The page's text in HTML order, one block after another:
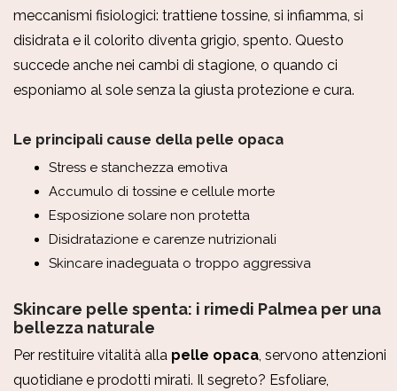
meccanismi fisiologici: trattiene tossine, si infiamma, si
disidrata e il colorito diventa grigio, spento. Questo
succede anche nei cambi di stagione, o quando ci
esponiamo al sole senza la giusta protezione e cura.
Le principali cause della pelle opaca
Stress e stanchezza emotiva
Accumulo di tossine e cellule morte
Esposizione solare non protetta
Disidratazione e carenze nutrizionali
Skincare inadeguata o troppo aggressiva
Skincare pelle spenta: i rimedi Palmea per una
bellezza naturale
Per restituire vitalità alla pelle opaca, servono attenzioni
quotidiane e prodotti mirati. Il segreto? Esfoliare,